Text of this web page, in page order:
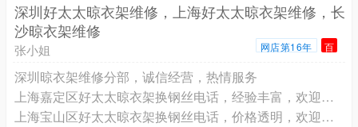
深圳好太太晾衣架维修，上海好太太晾衣架维修，长
沙晾衣架维修
张小姐 网店第16年 百
深圳晾衣架维修分部，诚信经营，热情服务
上海嘉定区好太太晾衣架换钢丝电话，经验丰富，欢迎来电
上海宝山区好太太晾衣架换钢丝电话，价格透明，欢迎咨询